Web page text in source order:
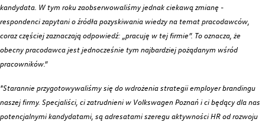
Lean on every line
kandydata. W tym roku zaobserwowaliśmy jednak ciekawą zmianę -
respondenci zapytani o źródła pozyskiwania wiedzy na temat pracodawców,
coraz częściej zaznaczają odpowiedź: „pracuję w tej firmie”. To oznacza, że
obecny pracodawca jest jednocześnie tym najbardziej pożądanym wśród
pracowników.”
"Starannie przygotowywaliśmy się do wdrożenia strategii employer brandingu
naszej firmy. Specjaliści, ci zatrudnieni w Volkswagen Poznań i ci będący dla nas
potencjalnymi kandydatami, są adresatami szeregu aktywności HR od rozwoju